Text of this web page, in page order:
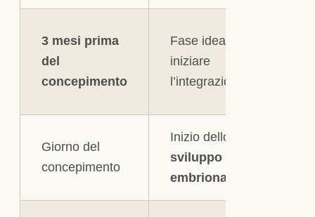
3 mesi prima
del
concepimento
Fase ideale per
iniziare
l’integrazione
Giorno del
concepimento
Inizio dello
sviluppo
embrionale